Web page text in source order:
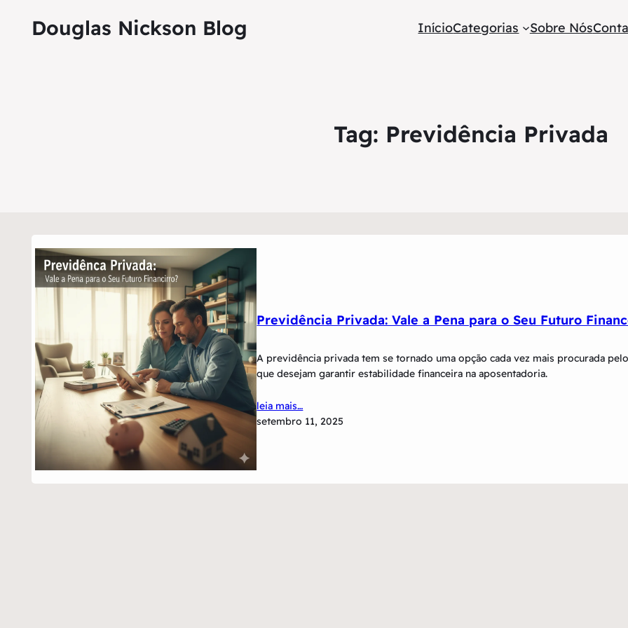
Douglas Nickson Blog InícioCategorias Sobre Nós
Tag: Previdência Privada
Previdência Privada: Vale a Pena para o Seu Futuro
A previdência privada tem se tornado uma opção cada vez mais procurada
que desejam garantir estabilidade financeira na aposentadoria.
leia mais…
setembro 11, 2025